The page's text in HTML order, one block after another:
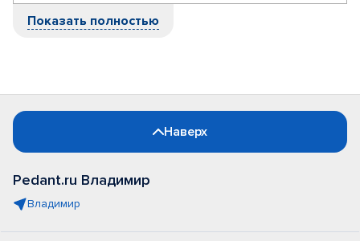
Показать полностью
Наверх
Pedant.ru Владимир
Владимир